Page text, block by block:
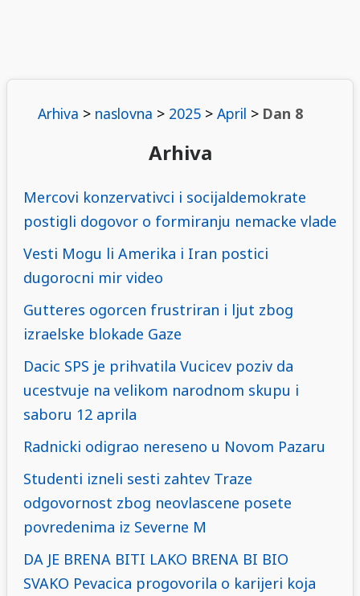
Arhiva > naslovna > 2025> April > Dan 8
Arhiva
Mercovi konzervativci i socijaldemokrate
postigli dogovor o formiranju nemacke vlade
Vesti Mogu li Amerika i Iran postici
dugorocni mir video
Gutteres ogorcen frustriran i ljut zbog
izraelske blokade Gaze
Dacic SPS je prihvatila Vucicev poziv da
ucestvuje na velikom narodnom skupu i
saboru 12 aprila
Radnicki odigrao nereseno u Novom Pazaru
Studenti izneli sesti zahtev Traze
odgovornost zbog neovlascene posete
povredenima iz Severne M
DA JE BRENA BITI LAKO BRENA BI BIO
SVAKO Pevacica progovorila o karijeri koja